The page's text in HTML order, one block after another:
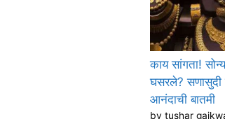
काय सांगता!
घसरले? सणासुदी
आनंदाची बातमी
by tushar